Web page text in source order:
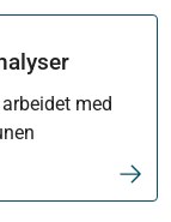
med